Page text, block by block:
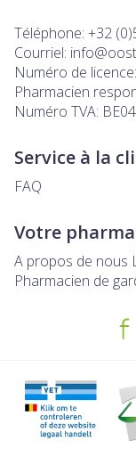
Téléphone: +32
Courriel: info@
Numéro de licence:
Pharmacien
Numéro TVA:
Service à la
FAQ
Votre
A propos de nous
Pharmacien de